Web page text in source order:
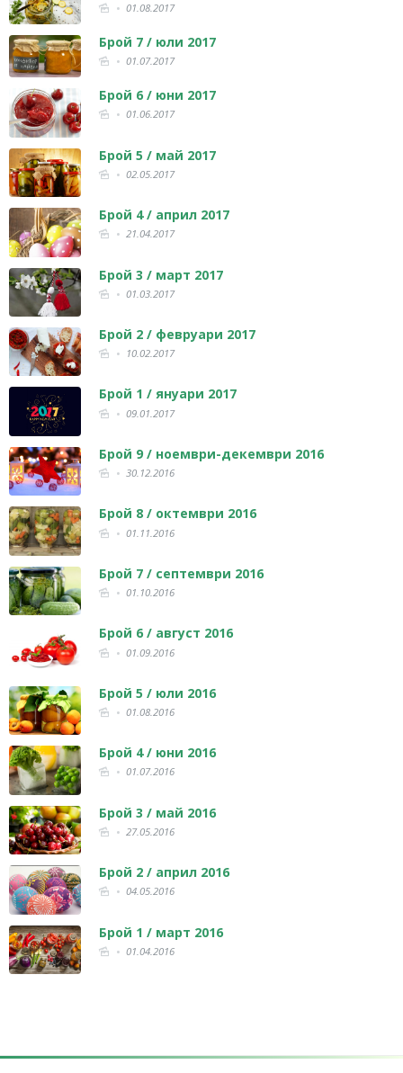
01.08.2017
Брой 7 / юли 2017
01.07.2017
Брой 6 / юни 2017
01.06.2017
Брой 5 / май 2017
02.05.2017
Брой 4 / април 2017
21.04.2017
Брой 3 / март 2017
01.03.2017
Брой 2 / февруари 2017
10.02.2017
Брой 1 / януари 2017
09.01.2017
Брой 9 / ноември-декември 2016
30.12.2016
Брой 8 / октември 2016
01.11.2016
Брой 7 / септември 2016
01.10.2016
Брой 6 / август 2016
01.09.2016
Брой 5 / юли 2016
01.08.2016
Брой 4 / юни 2016
01.07.2016
Брой 3 / май 2016
27.05.2016
Брой 2 / април 2016
04.05.2016
Брой 1 / март 2016
01.04.2016